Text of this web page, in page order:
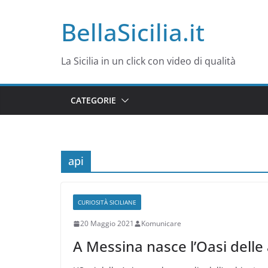
BellaSicilia.it
La Sicilia in un click con video di qualità
CATEGORIE
api
CURIOSITÀ SICILIANE
20 Maggio 2021 Komunicare
A Messina nasce l’Oasi